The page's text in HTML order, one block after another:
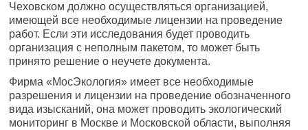
Чеховском должно осуществляться организацией,
имеющей все необходимые лицензии на проведение
работ. Если эти исследования будет проводить
организация с неполным пакетом, то может быть
принято решение о неучете документа.
Фирма «МосЭкология» имеет все необходимые
разрешения и лицензии на проведение обозначенного
вида изысканий, она может проводить экологический
мониторинг в Москве и Московской области, выполняя